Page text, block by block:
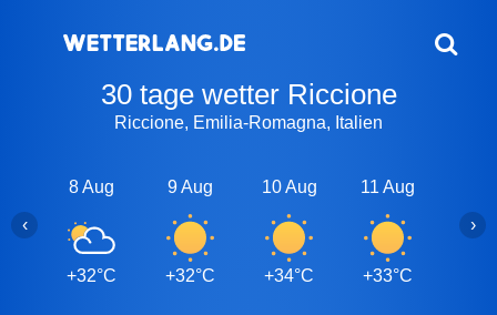
30 tage wetter Riccione
Riccione, Emilia-Romagna, Italien
8 Aug
+32°C
9 Aug
+32°C
10 Aug
+34°C
11 Aug
+33°C
‹ ›